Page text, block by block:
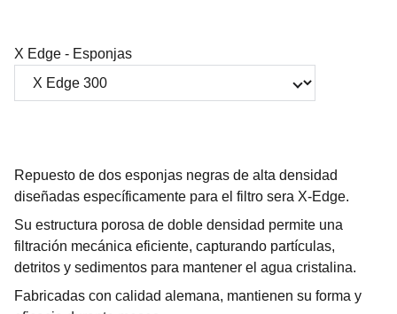
X Edge - Esponjas
Repuesto de dos esponjas negras de alta densidad
diseñadas específicamente para el filtro sera X-Edge.
Su estructura porosa de doble densidad permite una
filtración mecánica eficiente, capturando partículas,
detritos y sedimentos para mantener el agua cristalina.
Fabricadas con calidad alemana, mantienen su forma y